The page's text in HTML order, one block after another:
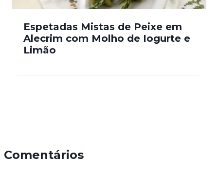
Espetadas Mistas de Peixe em
Alecrim com Molho de Iogurte e
Limão
Comentários